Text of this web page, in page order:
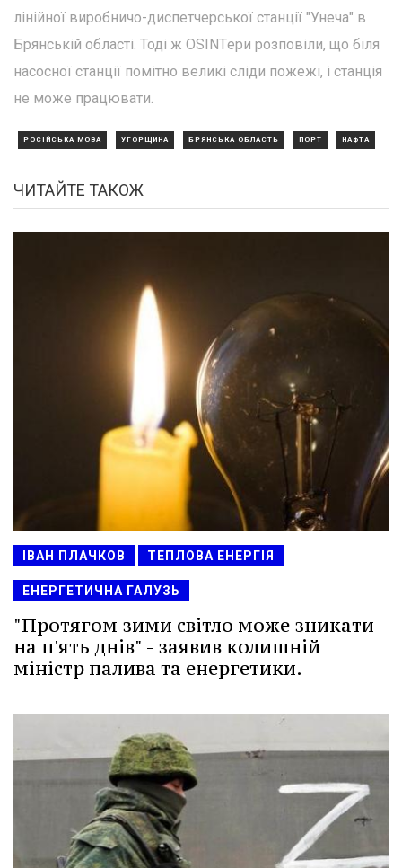
лінійної виробничо-диспетчерської станції "Унеча" в
Брянській області. Тоді ж OSINTери розповіли, що біля
насосної станції помітно великі сліди пожежі, і станція
не може працювати.
РОСІЙСЬКА МОВА УГОРЩИНА БРЯНСЬКА ОБЛАСТЬ ПОРТ НАФТА
ЧИТАЙТЕ ТАКОЖ
ІВАН ПЛАЧКОВ ТЕПЛОВА ЕНЕРГІЯ
ЕНЕРГЕТИЧНА ГАЛУЗЬ
"Протягом зими світло може зникати
на п'ять днів" - заявив колишній
міністр палива та енергетики.